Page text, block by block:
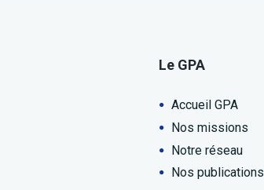
Le GPA
Accueil GPA
Nos missions
Notre réseau
Nos publications